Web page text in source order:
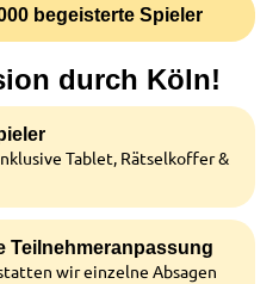
begeisterte Spieler
durch Köln!
Tablet, Rätselkoffer &
Teilnehmeranpassung
wir einzelne Absagen